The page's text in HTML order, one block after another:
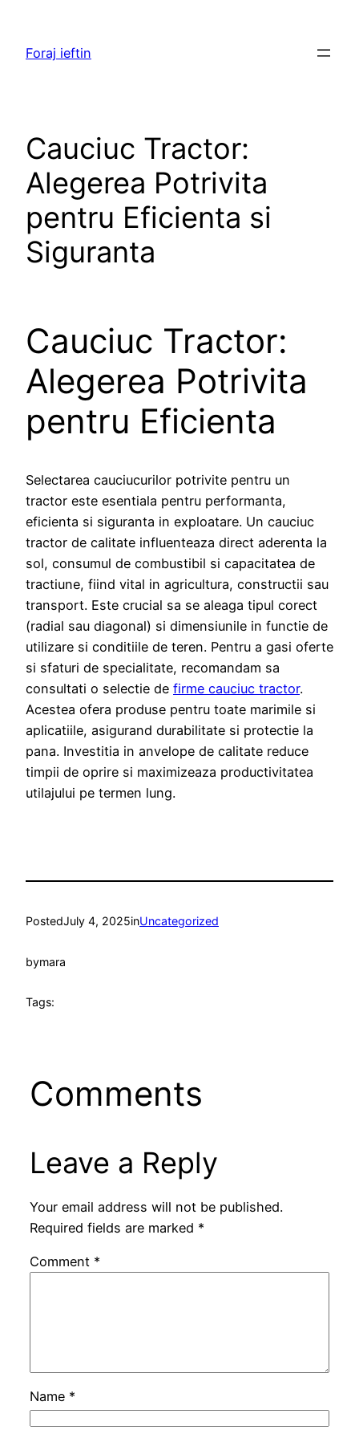
content
Foraj ieftin
Cauciuc Tractor:
Alegerea Potrivita
pentru Eficienta si
Siguranta
Cauciuc Tractor:
Alegerea Potrivita
pentru Eficienta
Selectarea cauciucurilor potrivite pentru un
tractor este esentiala pentru performanta,
eficienta si siguranta in exploatare. Un cauciuc
tractor de calitate influenteaza direct aderenta la
sol, consumul de combustibil si capacitatea de
tractiune, fiind vital in agricultura, constructii sau
transport. Este crucial sa se aleaga tipul corect
(radial sau diagonal) si dimensiunile in functie de
utilizare si conditiile de teren. Pentru a gasi oferte
si sfaturi de specialitate, recomandam sa
consultati o selectie de firme cauciuc tractor.
Acestea ofera produse pentru toate marimile si
aplicatiile, asigurand durabilitate si protectie la
pana. Investitia in anvelope de calitate reduce
timpii de oprire si maximizeaza productivitatea
utilajului pe termen lung.
PostedJuly 4, 2025inUncategorized
bymara
Tags:
Comments
Leave a Reply
Your email address will not be published.
Required fields are marked *
Comment *
Name *